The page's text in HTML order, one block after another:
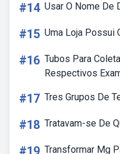
#14 Usar O Nome De
#15 Uma Loja Possui
#16 Tubos Para
Respectivos
#17 Tres Grupos De
#18 Tratavam-se De
#19 Transformar Mg